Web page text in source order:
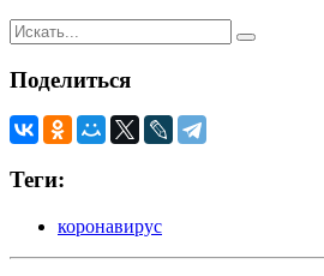
Поделиться
Теги:
коронавирус